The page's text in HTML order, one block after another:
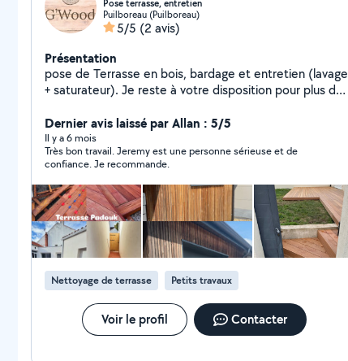
Pose terrasse, entretien
Puilboreau (Puilboreau)
5/5 (2 avis)
Présentation
pose de Terrasse en bois, bardage et entretien (lavage
+ saturateur). Je reste à votre disposition pour plus de
Dernier avis laissé par Allan : 5/5
Il y a 6 mois
Très bon travail. Jeremy est une personne sérieuse et de
confiance. Je recommande.
Nettoyage de terrasse Petits travaux
Voir le profil Contacter